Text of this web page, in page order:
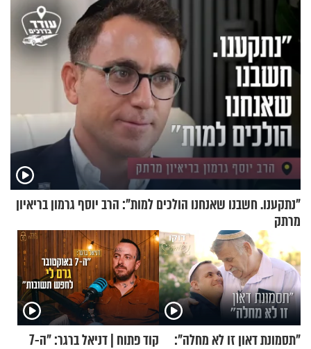
"נתקענו. חשבנו שאנחנו הולכים למות": הרב יוסף גרמון בריאיון
מרתק
"תסמונת דאון זו לא מחלה":
קוד פתוח | דניאל ברגר: "ה-7